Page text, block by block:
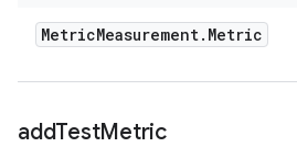
MetricMeasurement. Metric
addTestMetric